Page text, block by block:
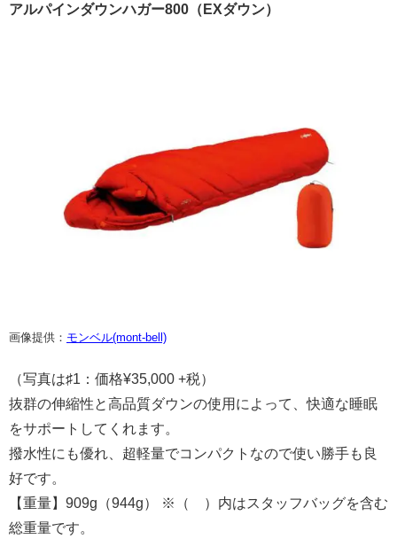
アルパインダウンハガー800（EXダウン）
画像提供： モンベル(mont-bell)
（写真は♯1：価格¥35,000 +税）
抜群の伸縮性と高品質ダウンの使用によって、快適な睡眠
をサポートしてくれます。
撥水性にも優れ、超軽量でコンパクトなので使い勝手も良
好です。
【重量】909g（944g） ※（ ）内はスタッフバッグを含む
総重量です。